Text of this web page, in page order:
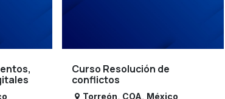
Curso Resolución de
conflictos
Torreón COA México